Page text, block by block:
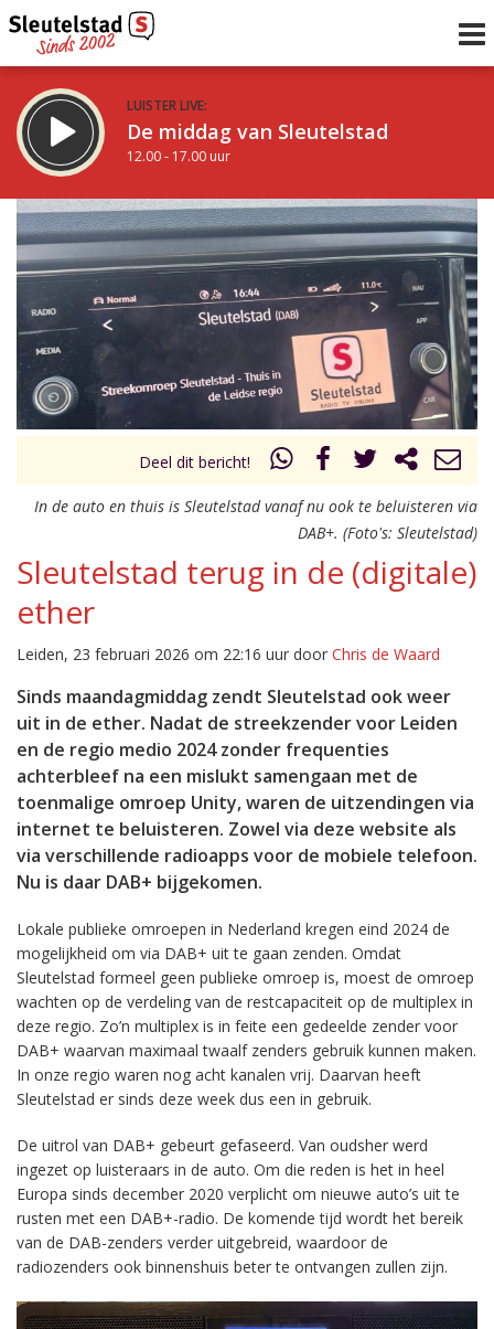
LUISTER LIVE:
De middag van Sleutelstad
12.00 - 17.00 uur
STRAKS:
Sleutelstad 30
17.00 - 19.00 uur
Vorig uur
uur 1 van 0 Volgend uur
Deel dit bericht!
In de auto en thuis is Sleutelstad vanaf nu ook te beluisteren via
DAB+. (Foto's: Sleutelstad)
Sleutelstad terug in de (digitale)
ether
Leiden, 23 februari 2026 om 22:16 uur door Chris de Waard
Sinds maandagmiddag zendt Sleutelstad ook weer
uit in de ether. Nadat de streekzender voor Leiden
en de regio medio 2024 zonder frequenties
achterbleef na een mislukt samengaan met de
toenmalige omroep Unity, waren de uitzendingen via
internet te beluisteren. Zowel via deze website als
via verschillende radioapps voor de mobiele telefoon.
Nu is daar DAB+ bijgekomen.
Lokale publieke omroepen in Nederland kregen eind 2024 de
mogelijkheid om via DAB+ uit te gaan zenden. Omdat
Sleutelstad formeel geen publieke omroep is, moest de omroep
wachten op de verdeling van de restcapaciteit op de multiplex in
deze regio. Zo’n multiplex is in feite een gedeelde zender voor
DAB+ waarvan maximaal twaalf zenders gebruik kunnen maken.
In onze regio waren nog acht kanalen vrij. Daarvan heeft
Sleutelstad er sinds deze week dus een in gebruik.
De uitrol van DAB+ gebeurt gefaseerd. Van oudsher werd
ingezet op luisteraars in de auto. Om die reden is het in heel
Europa sinds december 2020 verplicht om nieuwe auto’s uit te
rusten met een DAB+-radio. De komende tijd wordt het bereik
van de DAB-zenders verder uitgebreid, waardoor de
radiozenders ook binnenshuis beter te ontvangen zullen zijn.